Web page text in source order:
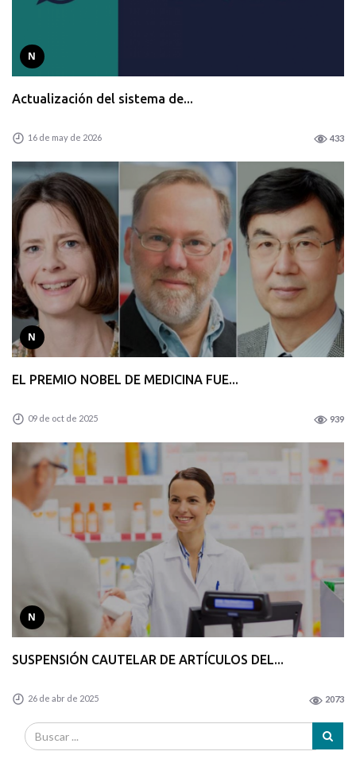
N
Actualización del sistema de...
16 de may de 2026 433
N
EL PREMIO NOBEL DE MEDICINA FUE...
09 de oct de 2025 939
N
SUSPENSIÓN CAUTELAR DE ARTÍCULOS DEL...
26 de abr de 2025 2073